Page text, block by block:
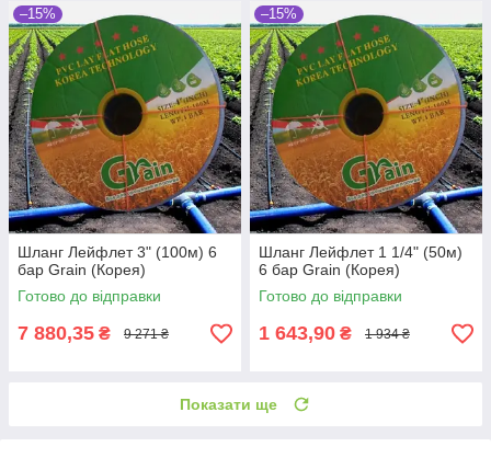
–15%
Шланг Лейфлет 3" (100м) 6
бар Grain (Корея)
Готово до відправки
7 880,35 ₴ 9 271 ₴
–15%
Шланг Лейфлет 1 1/4" (50м)
6 бар Grain (Корея)
Готово до відправки
1 643,90 ₴ 1 934 ₴
Показати ще